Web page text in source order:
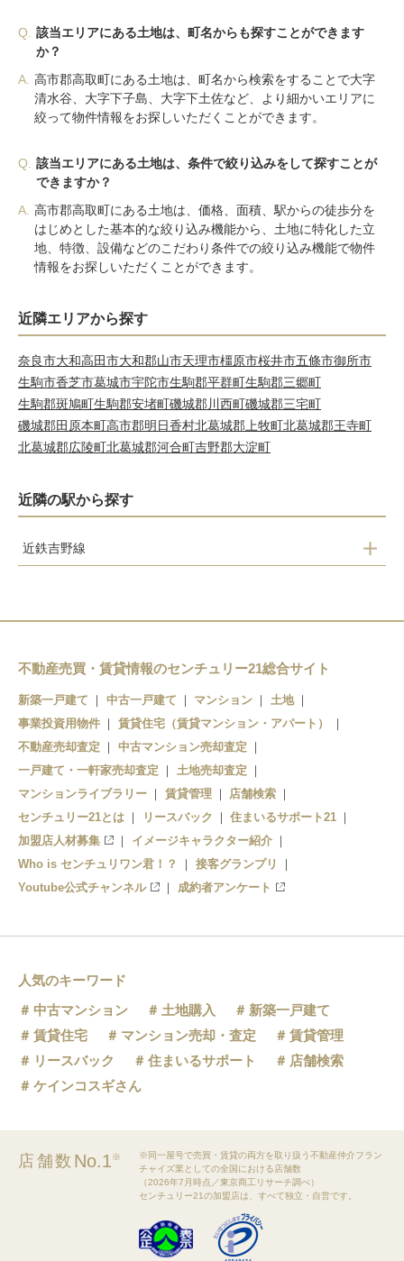
Q.
該当エリアにある土地は、町名からも探すことができます
か？
A. 高市郡高取町にある土地は、町名から検索をすることで大字
清水谷、大字下子島、大字下土佐など、より細かいエリアに
絞って物件情報をお探しいただくことができます。
Q.
該当エリアにある土地は、条件で絞り込みをして探すことが
できますか？
A. 高市郡高取町にある土地は、価格、面積、駅からの徒歩分を
はじめとした基本的な絞り込み機能から、土地に特化した立
地、特徴、設備などのこだわり条件での絞り込み機能で物件
情報をお探しいただくことができます。
近隣エリアから探す
奈良市大和高田市大和郡山市天理市橿原市桜井市五條市御所市
生駒市香芝市葛城市宇陀市生駒郡平群町生駒郡三郷町
生駒郡斑鳩町生駒郡安堵町磯城郡川西町磯城郡三宅町
磯城郡田原本町高市郡明日香村北葛城郡上牧町北葛城郡王寺町
北葛城郡広陵町北葛城郡河合町吉野郡大淀町
近隣の駅から探す
近鉄吉野線
市尾駅
不動産売買・賃貸情報のセンチュリー21総合サイト
新築一戸建て 中古一戸建て マンション
土地
事業投資用物件
賃貸住宅（賃貸マンション・アパート）
不動産売却査定
中古マンション売却査定
一戸建て・一軒家売却査定
土地売却査定
マンションライブラリー
賃貸管理
店舗検索
センチュリー21とは
リースバック
住まいるサポート21
加盟店人材募集
イメージキャラクター紹介
Who is センチュリワン君！？
接客グランプリ
Youtube公式チャンネル
成約者アンケート
人気のキーワード
中古マンション
土地購入
新築一戸建て
賃貸住宅
マンション売却・査定
賃貸管理
リースバック
住まいるサポート
店舗検索
ケインコスギさん
店舗数 No.1※
※同一屋号で売買・賃貸の両方を取り扱う不動産仲介フラン
チャイズ業としての全国における店舗数
（2026年7月時点／東京商工リサーチ調べ）
センチュリー21の加盟店は、すべて独立・自営です。